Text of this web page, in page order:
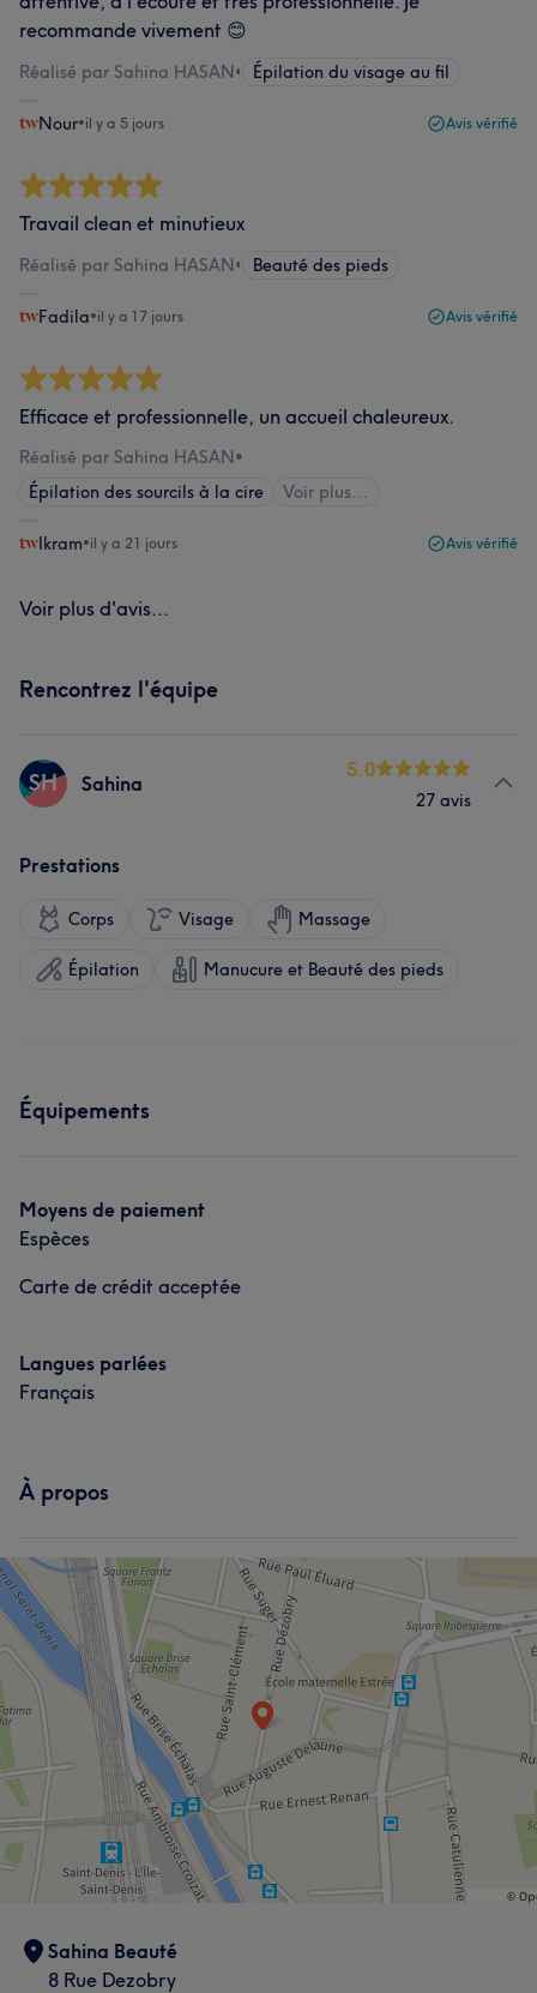
recommande vivement 😊
Réalisé par Sahina HASAN• Épilation du visage au fil
Nour•il y a 5 jours Avis vérifié
Travail clean et minutieux
Réalisé par Sahina HASAN• Beauté des pieds
Fadila•il y a 17 jours Avis vérifié
Efficace et professionnelle, un accueil chaleureux.
Réalisé par Sahina HASAN•
Épilation des sourcils à la cire
Voir plus...
Ikram•il y a 21 jours Avis vérifié
Voir plus d'avis...
Rencontrez l'équipe
SH Sahina
5.0
27 avis
Prestations
Corps Visage Massage
Épilation Manucure et Beauté des pieds
Équipements
Moyens de paiement
Espèces
Carte de crédit acceptée
Langues parlées
Français
À propos
Sahina Beauté
8 Rue Dezobry